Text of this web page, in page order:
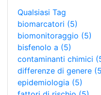
Qualsiasi Tag
biomarcatori (5)
biomonitoraggio (5)
bisfenolo a (5)
contaminanti chimici
differenze di genere
epidemiologia (5)